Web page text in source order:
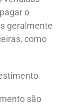
o
geralmente
como
são